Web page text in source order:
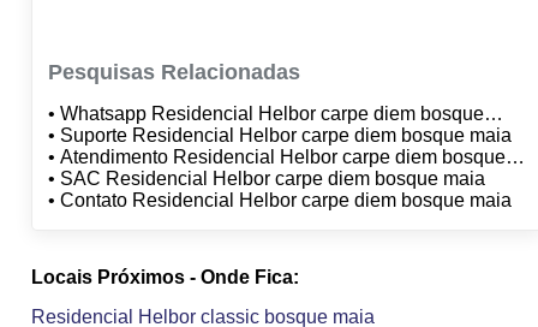
Pesquisas Relacionadas
• Whatsapp Residencial Helbor carpe diem bosque
maia
• Suporte Residencial Helbor carpe diem bosque maia
• Atendimento Residencial Helbor carpe diem bosque
maia
• SAC Residencial Helbor carpe diem bosque maia
• Contato Residencial Helbor carpe diem bosque maia
Locais Próximos - Onde Fica:
Residencial Helbor classic bosque maia